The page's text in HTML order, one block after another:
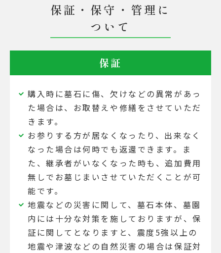
保証・保守・管理に
ついて
保証
購入時に墓石に傷、欠けなどの異常があっ
た場合は、お取替えや修繕をさせていただ
きます。
お参りする方が居なくなったり、出来なく
なった場合は何時でも返還できます。ま
た、継承者がいなくなった時も、追加費用
無しでお墓じまいさせていただくことが可
能です。
地震などの災害に関して、墓石本体、墓園
内には十分な対策を施しておりますが、保
証に関してとなりますと、震度5強以上の
地震や津波などの自然災害の場合は保証対